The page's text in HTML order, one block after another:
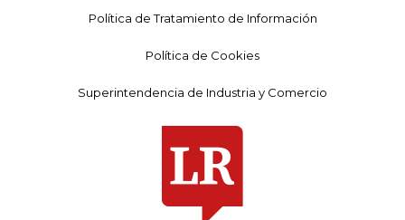
Política de Tratamiento de Información
Política de Cookies
Superintendencia de Industria y Comercio